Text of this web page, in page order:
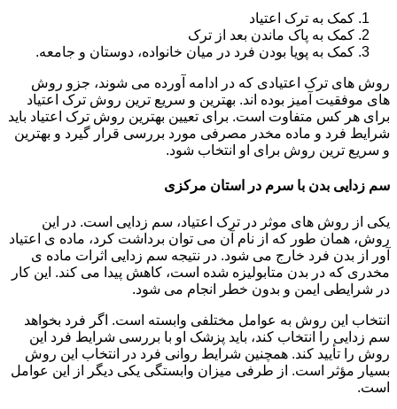
کمک به ترک اعتیاد
کمک به پاک ماندن بعد از ترک
کمک به پویا بودن فرد در میان خانواده، دوستان و جامعه.
روش های ترک اعتیادی که در ادامه آورده می شوند، جزو روش
های موفقیت آمیز بوده اند. بهترین و سریع ترین روش ترک اعتیاد
برای هر کس متفاوت است. برای تعیین بهترین روش ترک اعتیاد باید
شرایط فرد و ماده مخدر مصرفی مورد بررسی قرار گیرد و بهترین
و سریع ترین روش برای او انتخاب شود.
سم زدایی بدن با سرم در استان مرکزی
یکی از روش های موثر در ترک اعتیاد، سم زدایی است. در این
روش، همان طور که از نام آن می توان برداشت کرد، ماده ی اعتیاد
آور از بدن فرد خارج می شود. در نتیجه سم زدایی اثرات ماده ی
مخدری که در بدن متابولیزه شده است، کاهش پیدا می کند. این کار
در شرایطی ایمن و بدون خطر انجام می شود.
انتخاب این روش به عوامل مختلفی وابسته است. اگر فرد بخواهد
سم زدایی را انتخاب کند، باید پزشک او با بررسی شرایط فرد این
روش را تأیید کند. همچنین شرایط روانی فرد در انتخاب این روش
بسیار مؤثر است. از طرفی میزان وابستگی یکی دیگر از این عوامل
است.